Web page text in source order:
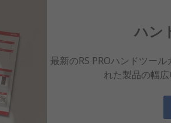
ハン
最新のRS PROハンドツー
れた製品の幅